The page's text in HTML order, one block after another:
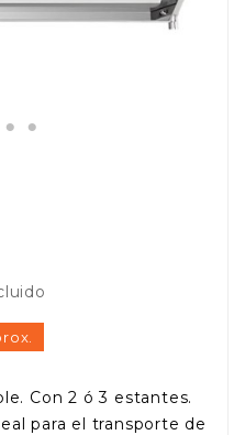
Con 2 ó 3 estantes.
para el transporte de